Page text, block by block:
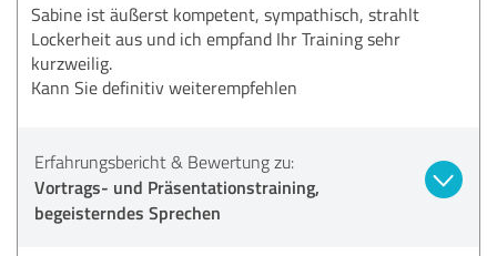
Sabine ist äußerst kompetent, sympathisch, strahlt
Lockerheit aus und ich empfand Ihr Training sehr
kurzweilig.
Kann Sie definitiv weiterempfehlen
Erfahrungsbericht & Bewertung zu:
Vortrags- und Präsentationstraining,
begeisterndes Sprechen